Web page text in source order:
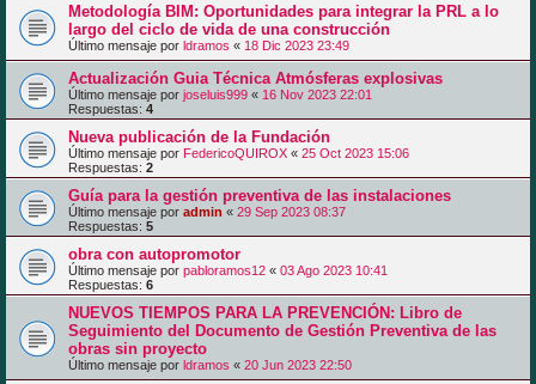
Metodología BIM: Oportunidades para integrar la PRL a lo
largo del ciclo de vida de una construcción
Último mensaje por ldramos « 18 Dic 2023 23:49
Actualización Guia Técnica Atmósferas explosivas
Último mensaje por joseluis999 « 16 Nov 2023 22:01
Respuestas: 4
Nueva publicación de la Fundación
Último mensaje por FedericoQUIROX « 25 Oct 2023 15:06
Respuestas: 2
Guía para la gestión preventiva de las instalaciones
Último mensaje por admin « 29 Sep 2023 08:37
Respuestas: 5
obra con autopromotor
Último mensaje por pabloramos12 « 03 Ago 2023 10:41
Respuestas: 6
NUEVOS TIEMPOS PARA LA PREVENCIÓN: Libro de
Seguimiento del Documento de Gestión Preventiva de las
obras sin proyecto
Último mensaje por ldramos « 20 Jun 2023 22:50